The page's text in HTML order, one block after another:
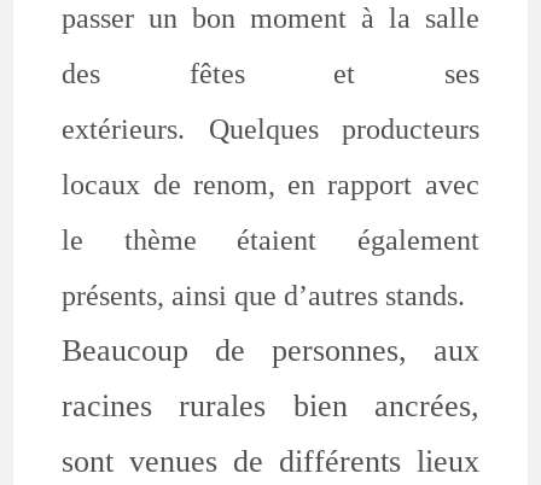
passer un bon moment à la salle
des fêtes et ses
extérieurs. Quelques producteurs
locaux de renom, en rapport avec
le thème étaient également
présents, ainsi que d’autres stands.
Beaucoup de personnes, aux
racines rurales bien ancrées,
sont venues de différents lieux